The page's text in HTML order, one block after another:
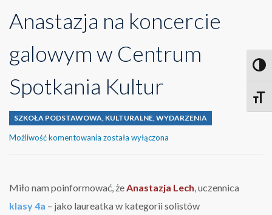
Anastazja na koncercie
galowym w Centrum
Spotkania Kultur
SZKOŁA PODSTAWOWA KULTURALNE WYDARZENIA
Możliwość komentowania Anastazja
w
Spotkania
została wyłączona
Miło nam poinformować, że Anastazja Lech , uczennica
klasy 4a – jako laureatka w kategorii solistów